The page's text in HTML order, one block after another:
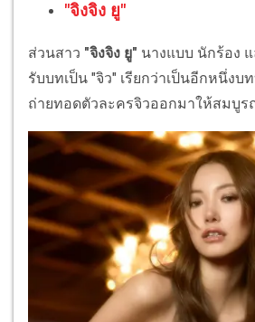
"จิงจิง ยู"
ส่วนสาว "จิงจิง ยู" นางแบบ นักร้อง
รับบทเป็น "จิว" เรียกว่าเป็นอีกหนึ่งบ
ถ่ายทอดตัวละครจิวออกมาให้สมบู